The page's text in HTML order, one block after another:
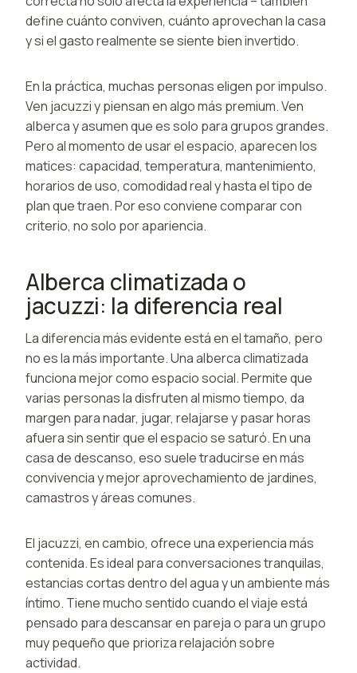
define cuánto conviven, cuánto aprovechan la casa
y si el gasto realmente se siente bien invertido.
En la práctica, muchas personas eligen por impulso.
Ven jacuzzi y piensan en algo más premium. Ven
alberca y asumen que es solo para grupos grandes.
Pero al momento de usar el espacio, aparecen los
matices: capacidad, temperatura, mantenimiento,
horarios de uso, comodidad real y hasta el tipo de
plan que traen. Por eso conviene comparar con
criterio, no solo por apariencia.
Alberca climatizada o
jacuzzi: la diferencia real
La diferencia más evidente está en el tamaño, pero
no es la más importante. Una alberca climatizada
funciona mejor como espacio social. Permite que
varias personas la disfruten al mismo tiempo, da
margen para nadar, jugar, relajarse y pasar horas
afuera sin sentir que el espacio se saturó. En una
casa de descanso, eso suele traducirse en más
convivencia y mejor aprovechamiento de jardines,
camastros y áreas comunes.
El jacuzzi, en cambio, ofrece una experiencia más
contenida. Es ideal para conversaciones tranquilas,
estancias cortas dentro del agua y un ambiente más
íntimo. Tiene mucho sentido cuando el viaje está
pensado para descansar en pareja o para un grupo
muy pequeño que prioriza relajación sobre
actividad.